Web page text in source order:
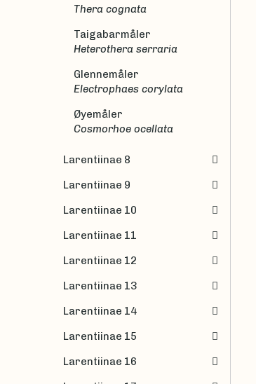
Thera cognata
Taigabarmåler
Heterothera serraria
Glennemåler
Electrophaes corylata
Øyemåler
Cosmorhoe ocellata
Larentiinae 8
Larentiinae 9
Larentiinae 10
Larentiinae 11
Larentiinae 12
Larentiinae 13
Larentiinae 14
Larentiinae 15
Larentiinae 16